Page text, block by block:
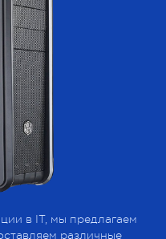
в IT, мы предлагаем
различные